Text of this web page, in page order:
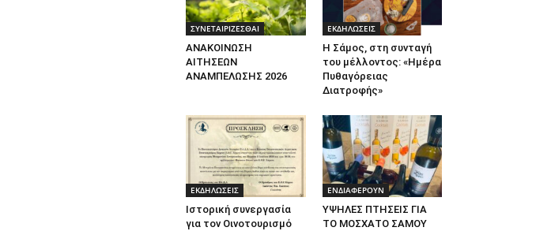
ΣΥΝΕΤΑΙΡΙΖΕΣΘΑΙ
ΑΝΑΚΟΙΝΩΣΗ
ΑΙΤΗΣΕΩΝ
ΑΝΑΜΠΕΛΩΣΗΣ 2026
ΕΚΔΗΛΩΣΕΙΣ
Η Σάμος, στη συνταγή
του μέλλοντος: «Ημέρα
Πυθαγόρειας
Διατροφής»
ΕΚΔΗΛΩΣΕΙΣ
Ιστορική συνεργασία
για τον Οινοτουρισμό
ΕΝΔΙΑΦΕΡΟΥΝ
ΥΨΗΛΕΣ ΠΤΗΣΕΙΣ ΓΙΑ
ΤΟ ΜΟΣΧΑΤΟ ΣΑΜΟΥ